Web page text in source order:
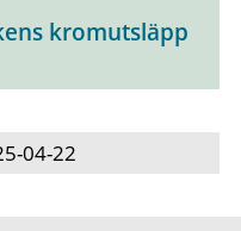
kromutsläpp
04-22